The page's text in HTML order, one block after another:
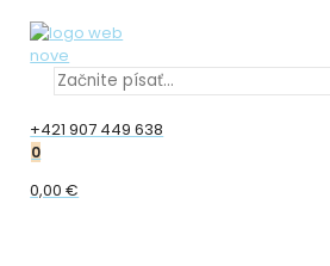
+421 907 449 638
0
0,00 €